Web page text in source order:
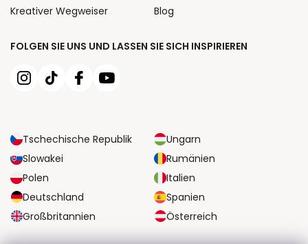
FOLGEN SIE UNS UND LASSEN SIE SICH INSPIRIEREN
Tschechische Republik
Ungarn
Slowakei
Rumänien
Polen
Italien
Deutschland
Spanien
Großbritannien
Österreich
Kreativer Wegweiser
Blog